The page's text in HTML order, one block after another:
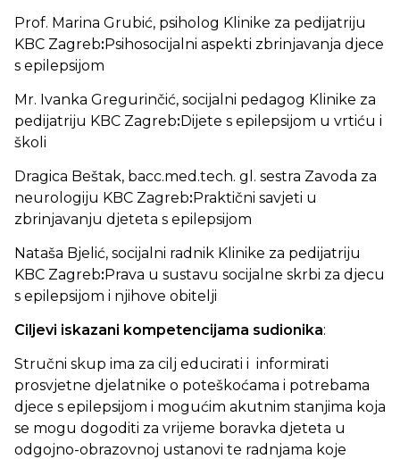
Prof. Marina Grubić, psiholog Klinike za pedijatriju
KBC Zagreb:Psihosocijalni aspekti zbrinjavanja djece
s epilepsijom
Mr. Ivanka Gregurinčić, socijalni pedagog Klinike za
pedijatriju KBC Zagreb:Dijete s epilepsijom u vrtiću i
školi
Dragica Beštak, bacc.med.tech. gl. sestra Zavoda za
neurologiju KBC Zagreb:Praktični savjeti u
zbrinjavanju djeteta s epilepsijom
Nataša Bjelić, socijalni radnik Klinike za pedijatriju
KBC Zagreb:Prava u sustavu socijalne skrbi za djecu
s epilepsijom i njihove obitelji
Ciljevi iskazani kompetencijama sudionika:
Stručni skup ima za cilj educirati i informirati
prosvjetne djelatnike o poteškoćama i potrebama
djece s epilepsijom i mogućim akutnim stanjima koja
se mogu dogoditi za vrijeme boravka djeteta u
odgojno-obrazovnoj ustanovi te radnjama koje